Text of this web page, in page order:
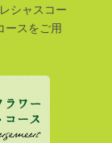
シャスコー
ースをご用